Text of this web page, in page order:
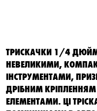
ТРИСКАЧКИ 1/4
НЕВЕЛИКИМИ,
ІНСТРУМЕНТАМИ,
ДРІБНИМ
ЕЛЕМЕНТАМИ. ЦІ